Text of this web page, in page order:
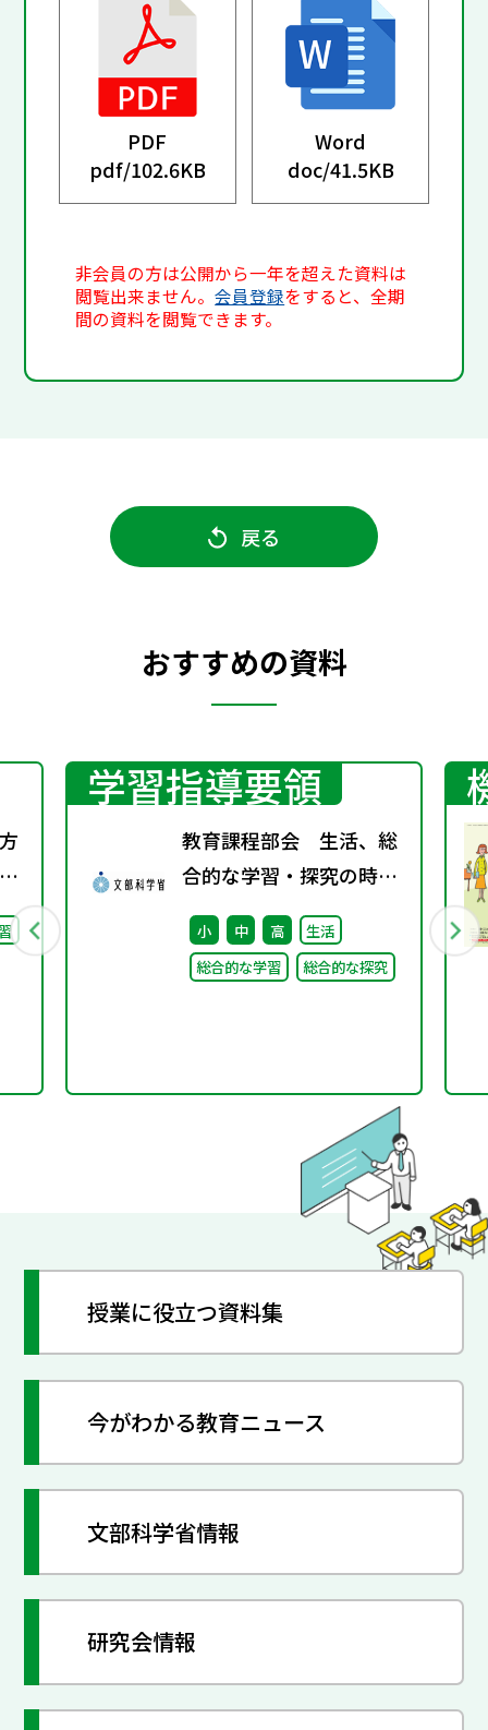
PDF
pdf/102.6KB
Word
doc/41.5KB
非会員の方は公開から一年を超えた資料は
閲覧出来ません。会員登録をすると、全期
間の資料を閲覧できます。
戻る
おすすめの資料
学習指導要領
教育課程部会 生活、総
合的な学習・探究の時間
ワーキンググループ（第
5回） 配付資料
小 中 高
生活
総合的な学習
総合的な探究
授業に役立つ資料集
今がわかる教育ニュース
文部科学省情報
研究会情報